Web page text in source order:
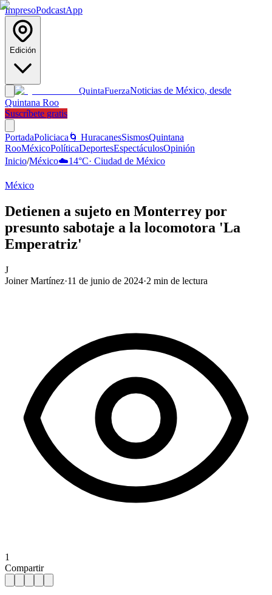
ImpresoPodcastApp
Edición
QuintaFuerzaNoticias de México, desde
Quintana Roo
Suscríbete gratis
PortadaPoliciaca 🌀 HuracanesSismosQuintana
RooMéxicoPolíticaDeportesEspectáculosOpinión
Inicio/México☁️14°C· Ciudad de México
México
Detienen a sujeto en Monterrey por
presunto sabotaje a la locomotora 'La
Emperatriz'
J
Joiner Martínez·11 de junio de 2024·2 min de lectura
1
Compartir